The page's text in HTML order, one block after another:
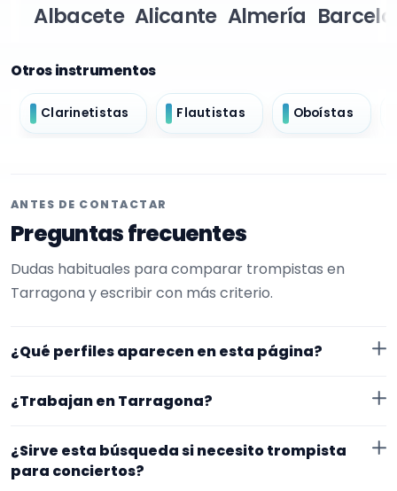
Albacete Alicante Almería
Otros instrumentos
Clarinetistas Flautistas Oboístas
ANTES DE CONTACTAR
Preguntas frecuentes
Dudas habituales para comparar trompistas en
Tarragona y escribir con más criterio.
¿Qué perfiles aparecen en esta página?
EncuentraMúsico. La selección está filtrada por
experiencia o disponibilidad para conciertos. Además,
la página se centra en perfiles que trabajan en
¿Trabajan en Tarragona?
en Tarragona. Aun así, conviene confirmar lugar
¿Sirve esta búsqueda si necesito trompista
para conciertos?